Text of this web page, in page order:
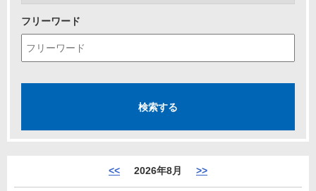
フリーワード
<< 2026年8月 >>